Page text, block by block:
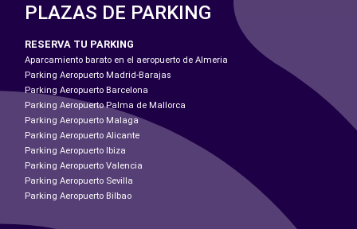
PLAZAS DE PARKING
RESERVA TU PARKING
Aparcamiento barato en el aeropuerto de Almeria
Parking Aeropuerto Madrid-Barajas
Parking Aeropuerto Barcelona
Parking Aeropuerto Palma de Mallorca
Parking Aeropuerto Malaga
Parking Aeropuerto Alicante
Parking Aeropuerto Ibiza
Parking Aeropuerto Valencia
Parking Aeropuerto Sevilla
Parking Aeropuerto Bilbao